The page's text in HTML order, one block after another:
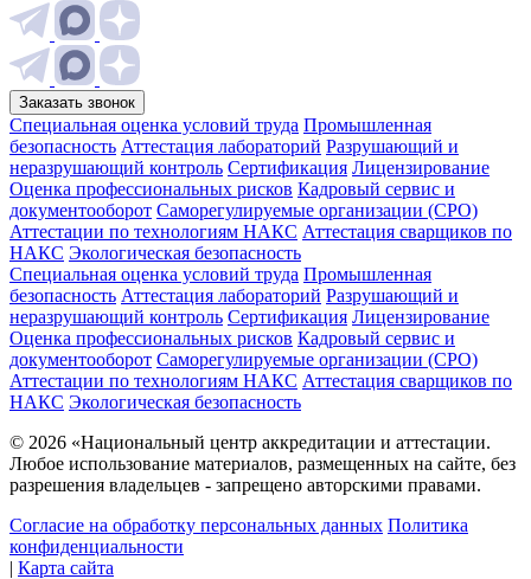
Заказать звонок
Специальная оценка условий труда Промышленная
безопасность Аттестация лабораторий Разрушающий и
неразрушающий контроль Сертификация Лицензирование
Оценка профессиональных рисков Кадровый сервис и
документооборот Cаморегулируемые организации (СРО)
Аттестации по технологиям НАКС Аттестация сварщиков по
НАКС Экологическая безопасность
Специальная оценка условий труда Промышленная
безопасность Аттестация лабораторий Разрушающий и
неразрушающий контроль Сертификация Лицензирование
Оценка профессиональных рисков Кадровый сервис и
документооборот Cаморегулируемые организации (СРО)
Аттестации по технологиям НАКС Аттестация сварщиков по
НАКС Экологическая безопасность
© 2026 «Национальный центр аккредитации и аттестации.
Любое использование материалов, размещенных на сайте, без
разрешения владельцев - запрещено авторскими правами.
Согласие на обработку персональных данных Политика
конфиденциальности
| Карта сайта